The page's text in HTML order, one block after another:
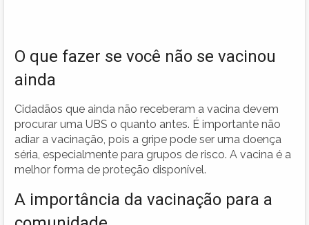
O que fazer se você não se vacinou
ainda
Cidadãos que ainda não receberam a vacina devem
procurar uma UBS o quanto antes. É importante não
adiar a vacinação, pois a gripe pode ser uma doença
séria, especialmente para grupos de risco. A vacina é a
melhor forma de proteção disponível.
A importância da vacinação para a